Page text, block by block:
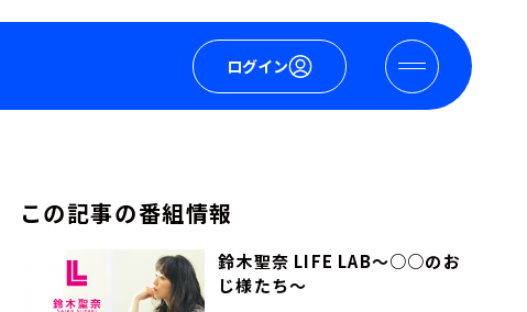
ログイン
この記事の番組情報
鈴木聖奈 LIFE LAB～○○のお
じ様たち～